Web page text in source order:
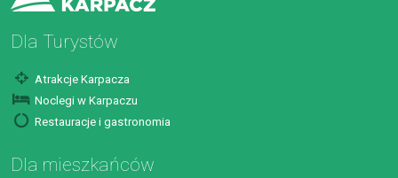
Dla Turystów
Atrakcje Karpacza
Noclegi w Karpaczu
Restauracje i gastronomia
Dla mieszkańców